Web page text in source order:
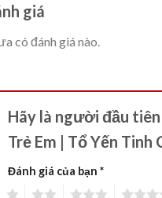
giá
có đánh giá nào.
Hãy là người đầu
Trẻ Em | Tổ Yến Tinh
Đánh giá của bạn *